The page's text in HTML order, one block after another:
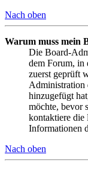
Nach oben
Warum muss mein
Die Board-
dem Forum, in
zuerst geprüft
Administration
hinzugefügt
möchte, bevor
kontaktiere
Informationen
Nach oben